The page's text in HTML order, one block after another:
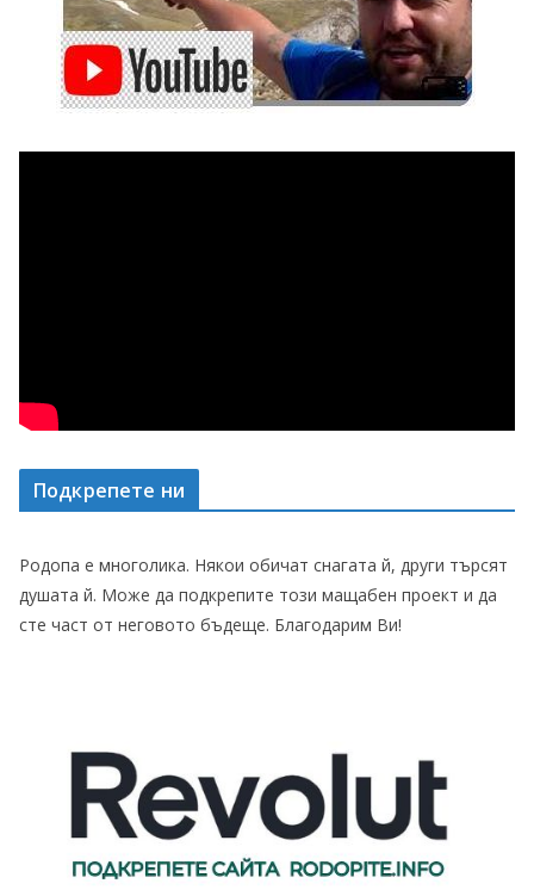
Подкрепете ни
Родопа е многолика. Някои обичат снагата й, други търсят
душата й. Може да подкрепите този мащабен проект и да
сте част от неговото бъдеще. Благодарим Ви!